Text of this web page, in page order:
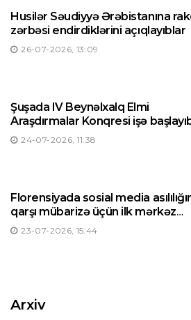
Husilər Səudiyyə Ərəbistanına
zərbəsi endirdiklərini açıqlayıblar
26-07-2026, 13:09
Şuşada IV Beynəlxalq Elmi
Araşdırmalar Konqresi işə
24-07-2026, 11:38
Florensiyada sosial media
qarşı mübarizə üçün ilk mərkəz
yaradılıb
23-07-2026, 15:44
Arxiv